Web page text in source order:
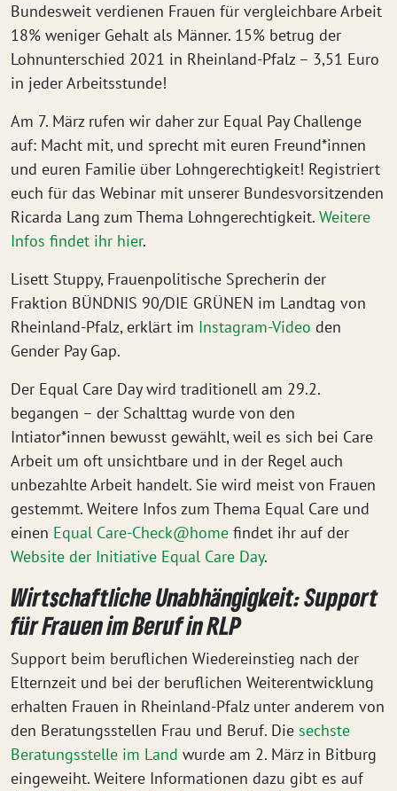
Bundesweit verdienen Frauen für vergleichbare Arbeit
18% weniger Gehalt als Männer. 15% betrug der
Lohnunterschied 2021 in Rheinland-Pfalz – 3,51 Euro
in jeder Arbeitsstunde!
Am 7. März rufen wir daher zur Equal Pay Challenge
auf: Macht mit, und sprecht mit euren Freund*innen
und euren Familie über Lohngerechtigkeit! Registriert
euch für das Webinar mit unserer Bundesvorsitzenden
Ricarda Lang zum Thema Lohngerechtigkeit. Weitere
Infos findet ihr hier.
Lisett Stuppy, Frauenpolitische Sprecherin der
Fraktion BÜNDNIS 90/DIE GRÜNEN im Landtag von
Rheinland-Pfalz, erklärt im Instagram-Video den
Gender Pay Gap.
Der Equal Care Day wird traditionell am 29.2.
begangen – der Schalttag wurde von den
Intiator*innen bewusst gewählt, weil es sich bei Care
Arbeit um oft unsichtbare und in der Regel auch
unbezahlte Arbeit handelt. Sie wird meist von Frauen
gestemmt. Weitere Infos zum Thema Equal Care und
einen Equal Care-Check@home findet ihr auf der
Website der Initiative Equal Care Day.
Wirtschaftliche Unabhängigkeit: Support
für Frauen im Beruf in RLP
Support beim beruflichen Wiedereinstieg nach der
Elternzeit und bei der beruflichen Weiterentwicklung
erhalten Frauen in Rheinland-Pfalz unter anderem von
den Beratungsstellen Frau und Beruf. Die sechste
Beratungsstelle im Land wurde am 2. März in Bitburg
eingeweiht. Weitere Informationen dazu gibt es auf